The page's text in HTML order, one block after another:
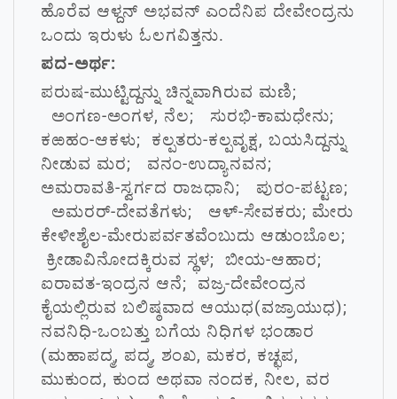
ಹೊರೆವ ಆಳ್ದನ್ ಅಭವನ್ ಎಂದೆನಿಪ ದೇವೇಂದ್ರನು
ಒಂದು ಇರುಳು ಓಲಗವಿತ್ತನು.
ಪದ-ಅರ್ಥ:
ಪರುಷ-ಮುಟ್ಟಿದ್ದನ್ನು ಚಿನ್ನವಾಗಿರುವ ಮಣಿ;
ಅಂಗಣ-ಅಂಗಳ, ನೆಲ; ಸುರಭಿ-ಕಾಮಧೇನು;
ಕಱಹಂ-ಆಕಳು; ಕಲ್ಪತರು-ಕಲ್ಪವೃಕ್ಷ, ಬಯಸಿದ್ದನ್ನು
ನೀಡುವ ಮರ; ವನಂ-ಉದ್ಯಾನವನ;
ಅಮರಾವತಿ-ಸ್ವರ್ಗದ ರಾಜಧಾನಿ; ಪುರಂ-ಪಟ್ಟಣ;
ಅಮರರ್-ದೇವತೆಗಳು; ಆಳ್-ಸೇವಕರು; ಮೇರು
ಕೇಳೀಶೈಲ-ಮೇರುಪರ್ವತವೆಂಬುದು ಆಡುಂಬೊಲ;
ಕ್ರೀಡಾವಿನೋದಕ್ಕಿರುವ ಸ್ಥಳ; ಬೀಯ-ಆಹಾರ;
ಐರಾವತ-ಇಂದ್ರನ ಆನೆ; ವಜ್ರ-ದೇವೇಂದ್ರನ
ಕೈಯಲ್ಲಿರುವ ಬಲಿಷ್ಠವಾದ ಆಯುಧ(ವಜ್ರಾಯುಧ);
ನವನಿಧಿ-ಒಂಬತ್ತು ಬಗೆಯ ನಿಧಿಗಳ ಭಂಡಾರ
(ಮಹಾಪದ್ಮ, ಪದ್ಮ, ಶಂಖ, ಮಕರ, ಕಚ್ಛಪ,
ಮುಕುಂದ, ಕುಂದ ಅಥವಾ ನಂದಕ, ನೀಲ, ವರ